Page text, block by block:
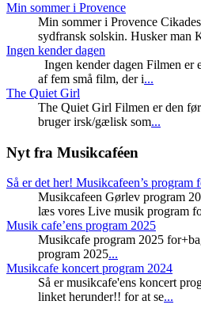
Min sommer i Provence
Min sommer i Provence
sydfransk solskin. Husker man
Ingen kender dagen
Ingen kender dagen Filmen er
af fem små film, der i...
The Quiet Girl
The Quiet Girl Filmen er den
bruger irsk/gælisk som...
Nyt fra Musikcaféen
Så er det her! Musikcafeen’s program
Musikcafeen Gørlev program
læs vores Live musik program
Musik cafe’ens program 2025
Musikcafe program 2025
program 2025...
Musikcafe koncert program 2024
Så er musikcafe'ens koncert
linket herunder!! for at se...